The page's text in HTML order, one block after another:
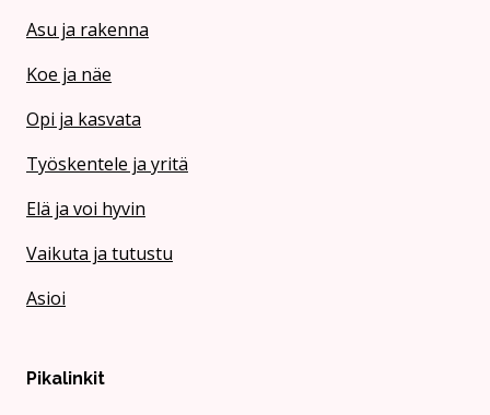
Asu ja rakenna
Koe ja näe
Opi ja kasvata
Työskentele ja yritä
Elä ja voi hyvin
Vaikuta ja tutustu
Asioi
Pikalinkit